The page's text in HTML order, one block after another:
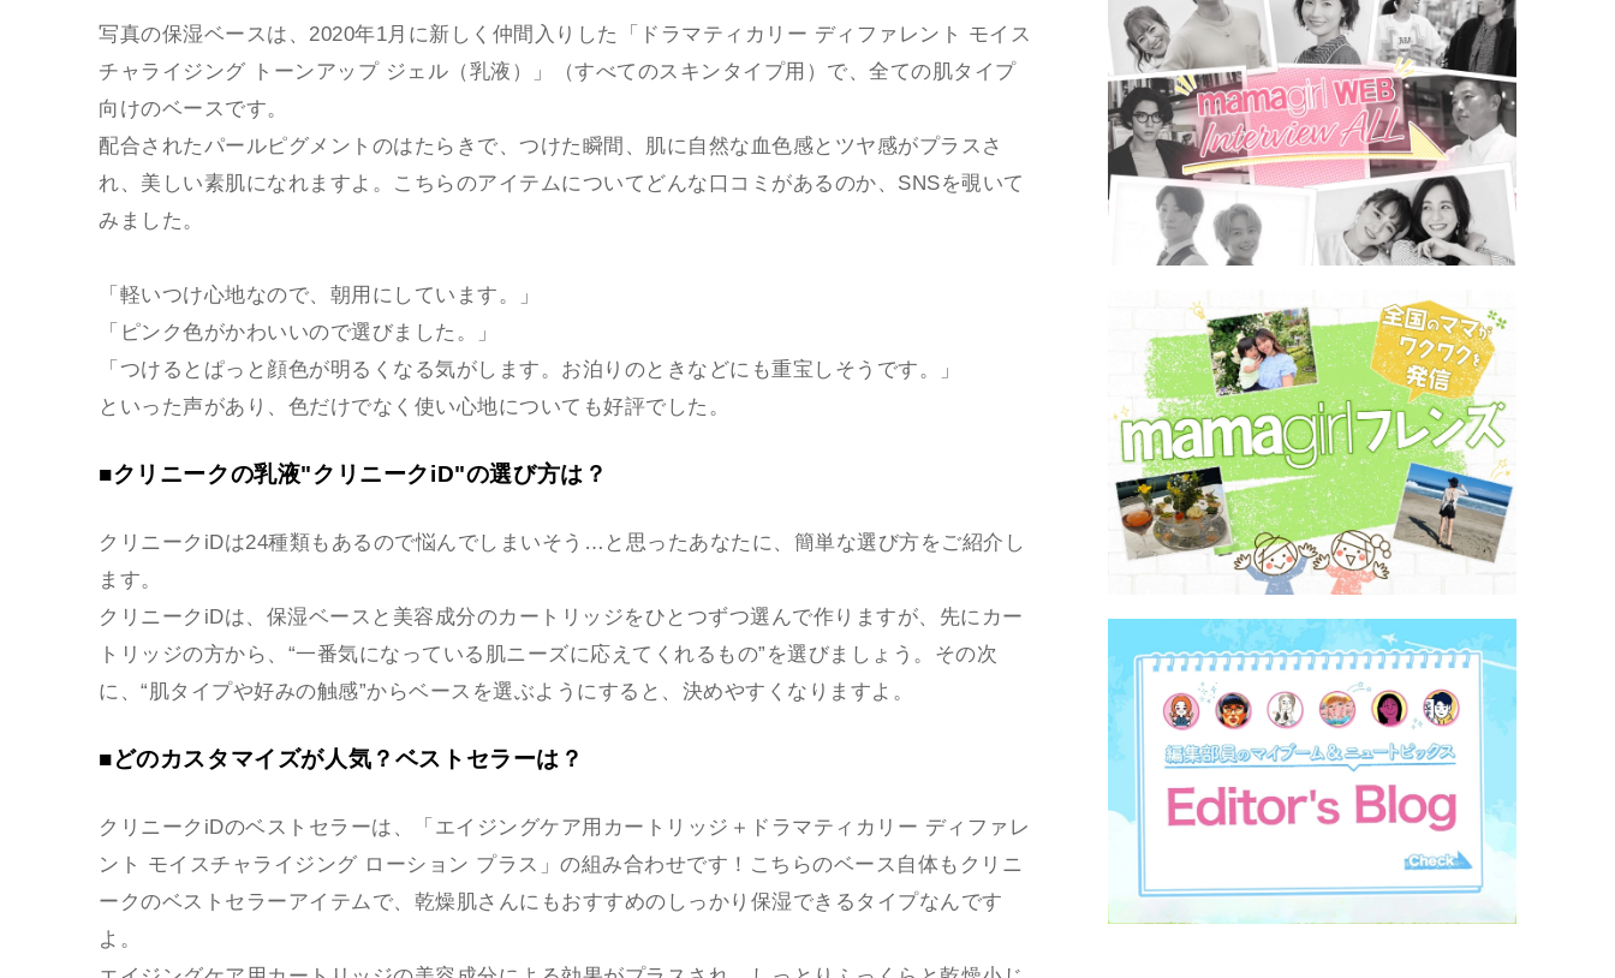
写真の保湿ベースは、2020年1月に新しく仲間入りした「ドラマティカリー ディファレント モイス
チャライジング トーンアップ ジェル（乳液）」（すべてのスキンタイプ用）で、全ての肌タイプ
向けのベースです。
配合されたパールピグメントのはたらきで、つけた瞬間、肌に自然な血色感とツヤ感がプラスさ
れ、美しい素肌になれますよ。こちらのアイテムについてどんな口コミがあるのか、SNSを覗いて
みました。
「軽いつけ心地なので、朝用にしています。」
「ピンク色がかわいいので選びました。」
「つけるとぱっと顔色が明るくなる気がします。お泊りのときなどにも重宝しそうです。」
といった声があり、色だけでなく使い心地についても好評でした。
■クリニークの乳液"クリニークiD"の選び方は？
クリニークiDは24種類もあるので悩んでしまいそう…と思ったあなたに、簡単な選び方をご紹介し
ます。
クリニークiDは、保湿ベースと美容成分のカートリッジをひとつずつ選んで作りますが、先にカー
トリッジの方から、“一番気になっている肌ニーズに応えてくれるもの”を選びましょう。その次
に、“肌タイプや好みの触感”からベースを選ぶようにすると、決めやすくなりますよ。
■どのカスタマイズが人気？ベストセラーは？
クリニークiDのベストセラーは、「エイジングケア用カートリッジ＋ドラマティカリー ディファレ
ント モイスチャライジング ローション プラス」の組み合わせです！こちらのベース自体もクリニ
ークのベストセラーアイテムで、乾燥肌さんにもおすすめのしっかり保湿できるタイプなんです
よ。